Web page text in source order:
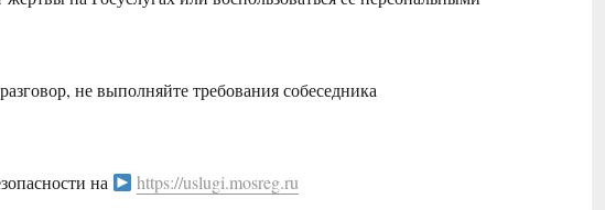
не выполняйте требования собеседника
на https://uslugi.mosreg.ru